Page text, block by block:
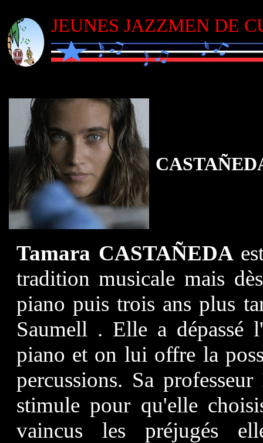
JEUNES JAZZMEN DE
Tamara CASTAÑEDA
tradition musicale mais
piano puis trois ans plus
Saumell . Elle a dépassé
piano et on lui offre la
percussions. Sa professeur
stimule pour qu'elle
vaincus les préjugés